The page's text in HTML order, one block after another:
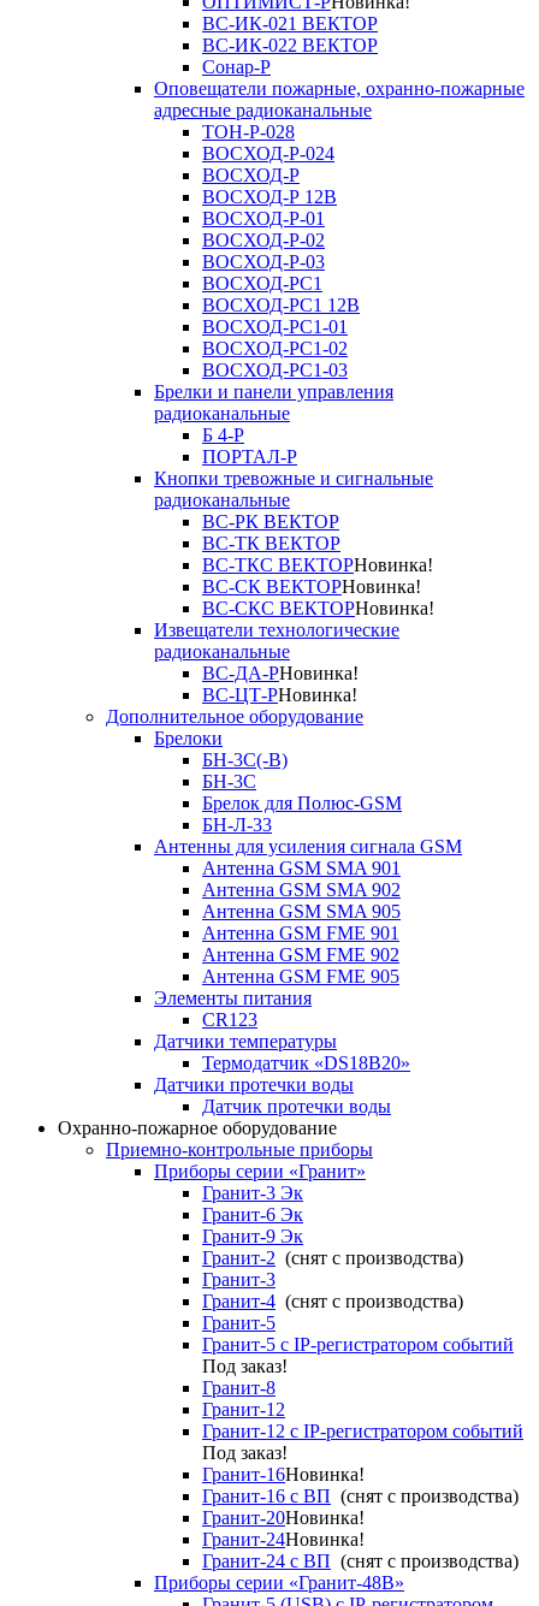
ВС-ИК-021 ВЕКТОР
ВС-ИК-022 ВЕКТОР
Сонар-Р
Оповещатели пожарные, охранно-пожарные
адресные радиоканальные
ТОН-Р-028
ВОСХОД-Р-024
ВОСХОД-Р
ВОСХОД-Р 12В
ВОСХОД-Р-01
ВОСХОД-Р-02
ВОСХОД-Р-03
ВОСХОД-РС1
ВОСХОД-РС1 12В
ВОСХОД-РС1-01
ВОСХОД-РС1-02
ВОСХОД-РС1-03
Брелки и панели управления
радиоканальные
Б 4-Р
ПОРТАЛ-Р
Кнопки тревожные и сигнальные
радиоканальные
ВС-РК ВЕКТОР
ВС-ТК ВЕКТОР
ВС-ТКС ВЕКТОРНовинка!
ВС-СК ВЕКТОРНовинка!
ВС-СКС ВЕКТОРНовинка!
Извещатели технологические
радиоканальные
ВС-ДА-РНовинка!
ВС-ЦТ-РНовинка!
Дополнительное оборудование
Брелоки
БН-3С(-В)
БН-3С
Брелок для Полюс-GSM
БН-Л-33
Антенны для усиления сигнала GSM
Антенна GSM SMA 901
Антенна GSM SMA 902
Антенна GSM SMA 905
Антенна GSM FME 901
Антенна GSM FME 902
Антенна GSM FME 905
Элементы питания
CR123
Датчики температуры
Термодатчик «DS18B20»
Датчики протечки воды
Датчик протечки воды
Охранно-пожарное оборудование
Приемно-контрольные приборы
Приборы серии «Гранит»
Гранит-3 Эк
Гранит-6 Эк
Гранит-9 Эк
Гранит-2 (снят с производства)
Гранит-3
Гранит-4 (снят с производства)
Гранит-5
Гранит-5 с IP-регистратором событий
Под заказ!
Гранит-8
Гранит-12
Гранит-12 с IP-регистратором событий
Под заказ!
Гранит-16Новинка!
Гранит-16 с ВП (снят с производства)
Гранит-20Новинка!
Гранит-24Новинка!
Гранит-24 с ВП (снят с производства)
Приборы серии «Гранит-48В»